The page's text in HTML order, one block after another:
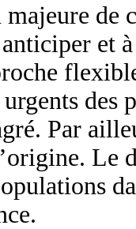
de
et
urgents
Par
Le